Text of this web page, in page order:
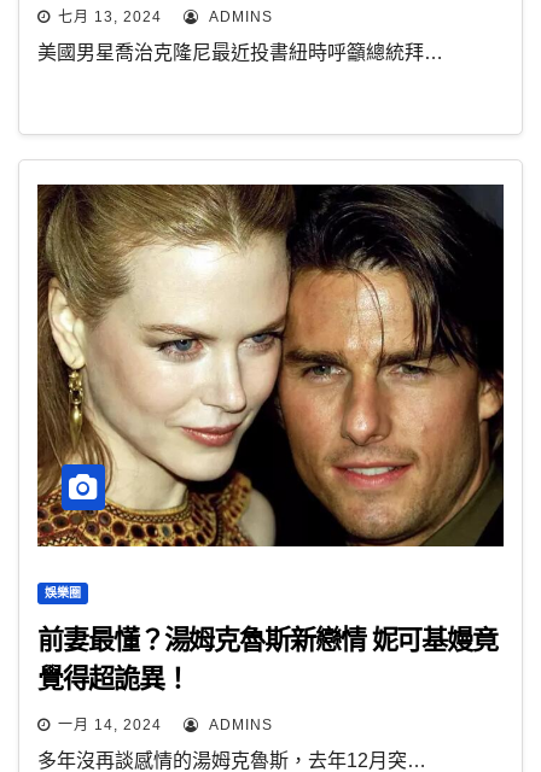
七月 13, 2024 ADMINS
美國男星喬治克隆尼最近投書紐時呼籲總統拜…
娛樂圈
前妻最懂？湯姆克魯斯新戀情 妮可基嫚竟
覺得超詭異！
一月 14, 2024 ADMINS
多年沒再談感情的湯姆克魯斯，去年12月突…